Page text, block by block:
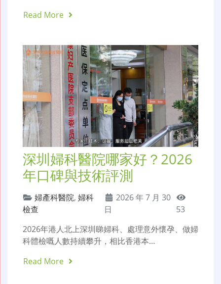
Read More
深圳婦科醫院哪家好？2026
年口碑與技術評測
婦產科醫院, 婦科
檢查
2026 年 7 月 30
日
53
2026年港人北上深圳睇婦科、處理意外懷孕、做婦
科體檢嘅人數持續攀升，相比香港本…
Read More